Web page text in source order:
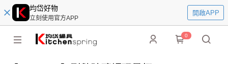
均岱好物
立刻使用官方APP
開啟APP
0